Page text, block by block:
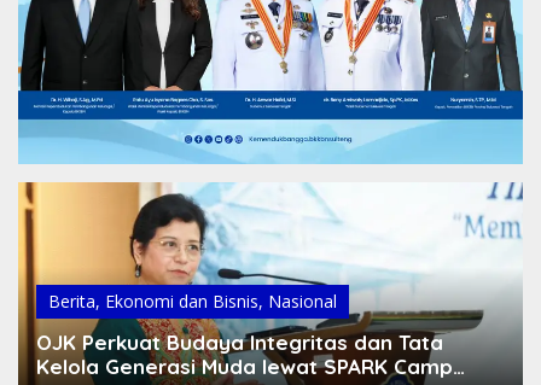
Berita, Ekonomi dan Bisnis, Nasional
OJK Perkuat Budaya Integritas dan Tata
Kelola Generasi Muda lewat SPARK Camp